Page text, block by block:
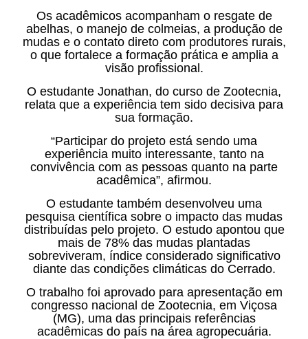
Os acadêmicos acompanham o resgate de
abelhas, o manejo de colmeias, a produção de
mudas e o contato direto com produtores rurais,
o que fortalece a formação prática e amplia a
visão profissional.
O estudante Jonathan, do curso de Zootecnia,
relata que a experiência tem sido decisiva para
sua formação.
“Participar do projeto está sendo uma
experiência muito interessante, tanto na
convivência com as pessoas quanto na parte
acadêmica”, afirmou.
O estudante também desenvolveu uma
pesquisa científica sobre o impacto das mudas
distribuídas pelo projeto. O estudo apontou que
mais de 78% das mudas plantadas
sobreviveram, índice considerado significativo
diante das condições climáticas do Cerrado.
O trabalho foi aprovado para apresentação em
congresso nacional de Zootecnia, em Viçosa
(MG), uma das principais referências
acadêmicas do país na área agropecuária.